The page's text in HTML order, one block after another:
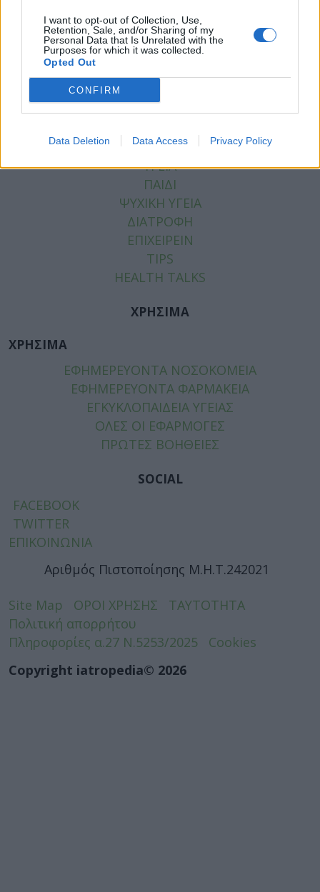
I want to opt-out of Collection, Use,
Retention, Sale, and/or Sharing of my
Personal Data that Is Unrelated with the
Purposes for which it was collected.
Opted Out
CONFIRM
Data Deletion Data Access Privacy Policy
Tags:ΟΓΚΟΛΟΓΙΚΟ ΝΟΣΟΚΟΜΕΙΟ
ΝΟΣΟΚΟΜΕΙΟ ΠΑΙΔΩΝ
ΕΙΔΗΣΕΙΣ
ΥΓΕΙΑ
ΠΑΙΔΙ
ΨΥΧΙΚΗ ΥΓΕΙΑ
ΔΙΑΤΡΟΦΗ
ΕΠΙΧΕΙΡΕΙΝ
TIPS
HEALTH TALKS
ΧΡΗΣΙΜΑ
ΧΡΗΣΙΜΑ
ΕΦΗΜΕΡΕΥΟΝΤΑ ΝΟΣΟΚΟΜΕΙΑ
ΕΦΗΜΕΡΕΥΟΝΤΑ ΦΑΡΜΑΚΕΙΑ
ΕΓΚΥΚΛΟΠΑΙΔΕΙΑ ΥΓΕΙΑΣ
ΟΛΕΣ ΟΙ ΕΦΑΡΜΟΓΕΣ
ΠΡΩΤΕΣ ΒΟΗΘΕΙΕΣ
SOCIAL
FACEBOOK
TWITTER
ΕΠΙΚΟΙΝΩΝΙΑ
Αριθμός Πιστοποίησης Μ.Η.Τ.242021
Site Map ΟΡΟΙ ΧΡΗΣΗΣ
ΤΑΥΤΟΤΗΤΑ
Πολιτική απορρήτου
Πληροφορίες α.27 Ν.5253/2025
Cookies
Copyright iatropedia© 2026